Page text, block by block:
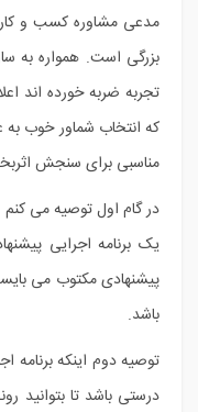
مدعی مشاوره کسب و
بزرگی است. همواره به
تجربه ضربه خورده اند
که انتخاب شماور خوب
مناسبی برای سنجش
در گام اول توصیه می
یک برنامه اجرایی
پیشنهادی مکتوب می
باشد.
توصیه دوم اینکه برنامه
درستی باشد تا بتوانید